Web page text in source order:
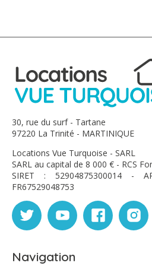
30, rue du surf - Tartane
97220 La Trinité - MARTINIQUE
Locations Vue Turquoise - SARL
SARL au capital de 8 000 € - RCS
SIRET : 52904875300014 -
FR67529048753
Navigation